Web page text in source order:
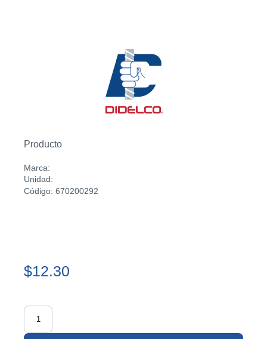
Producto
Marca:
Unidad:
Código: 670200292
$12.30